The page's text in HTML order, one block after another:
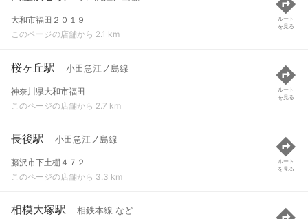
大和市福田２０１９
このページの店舗から 2.1 km
ルート
を見る
桜ヶ丘駅 小田急江ノ島線
神奈川県大和市福田
このページの店舗から 2.7 km
ルート
を見る
長後駅 小田急江ノ島線
藤沢市下土棚４７２
このページの店舗から 3.3 km
ルート
を見る
相模大塚駅 相鉄本線 など